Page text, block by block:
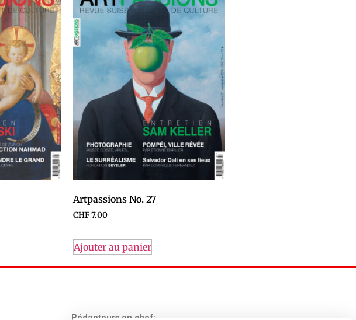
Artpassions No. 27
CHF7.00
Ajouter au panier